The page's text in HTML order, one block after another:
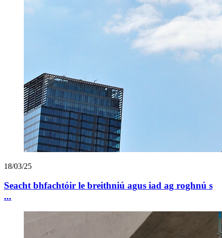
18/03/25
Seacht bhfachtóir le breithniú agus iad ag roghnú s
...